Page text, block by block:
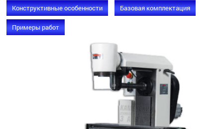
Конструктивные особенности Базовая комплектация
Примеры работ